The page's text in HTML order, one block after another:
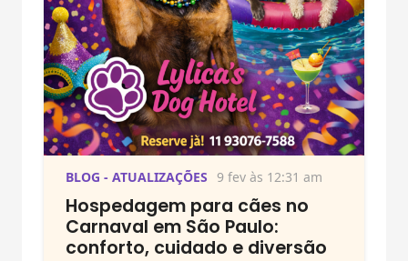
BLOG - ATUALIZAÇÕES 9 fev às 12:31 am
Hospedagem para cães no
Carnaval em São Paulo:
conforto, cuidado e diversão